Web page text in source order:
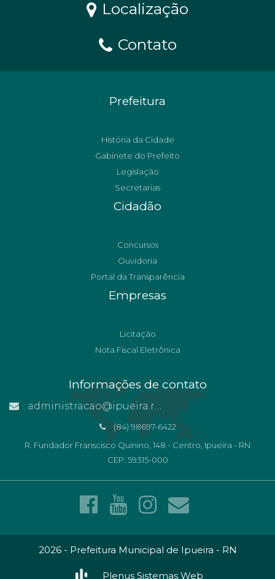
Localização
Contato
Prefeitura
História da Cidade
Gabinete do Prefeito
Legislação
Secretarias
Cidadão
Concursos
Ouvidoria
Portal da Transparência
Empresas
Licitação
Nota Fiscal Eletrônica
Informações de contato
administracao@ipueira.rn.gov.br
(84) 98697-6422
R. Fundador Franscisco Quinino, 148 - Centro, Ipueira - RN
CEP: 59315-000
2026 - Prefeitura Municipal de Ipueira - RN
Plenus Sistemas Web